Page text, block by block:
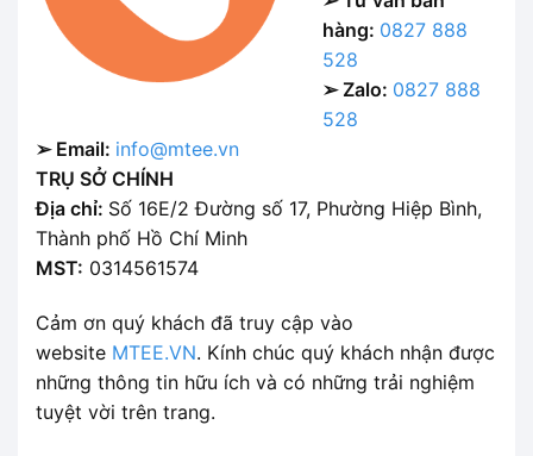
hàng: 0827 888
528
➢ Zalo: 0827 888
528
➢ Email: info@mtee.vn
TRỤ SỞ CHÍNH
Địa chỉ: Số 16E/2 Đường số 17, Phường Hiệp Bình,
Thành phố Hồ Chí Minh
MST: 0314561574
Cảm ơn quý khách đã truy cập vào
website MTEE.VN. Kính chúc quý khách nhận được
những thông tin hữu ích và có những trải nghiệm
tuyệt vời trên trang.